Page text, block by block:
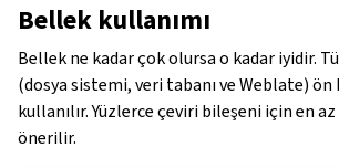
Bellek kullanımı
Bellek ne kadar çok olursa o kadar iyidir.
(dosya sistemi, veri tabanı ve Weblate)
kullanılır. Yüzlerce çeviri bileşeni için en
önerilir.